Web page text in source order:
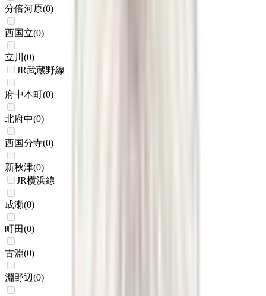
分倍河原(0)
西国立(0)
立川 (0)
JR武蔵野線
府中本町(0)
北府中(0)
西国分寺(0)
新秋津(0)
JR横浜線
成瀬(0)
町田(0)
古淵(0)
淵野辺(0)